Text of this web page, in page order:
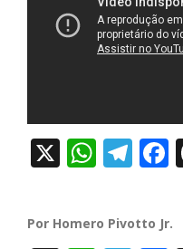
X
Por Homero Pivotto Jr.